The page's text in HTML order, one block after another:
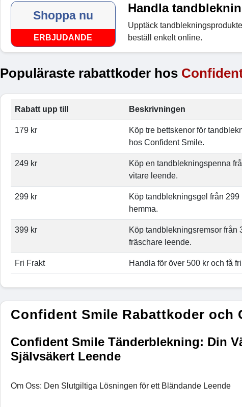
Shoppa nu
ERBJUDANDE
Handla
Upptäck
beställ enkelt online.
Populäraste rabattkoder hos
Rabatt upp till Beskrivningen
179 kr
Köp tre bettskenor för
hos Confident Smile.
249 kr
Köp en tandblekningspenna
vitare leende.
299 kr
Köp tandblekningsgel från
hemma.
399 kr
Köp tandblekningsremsor från
fräschare leende.
Fri Frakt Handla för över 500 kr och få
Confident Smile Rabattkoder och
Confident Smile Tänderblekning: Din
Självsäkert Leende
Om Oss: Den Slutgiltiga Lösningen för ett Bländande Leende